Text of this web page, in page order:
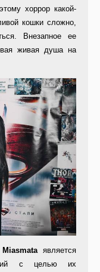
хоррор какой-
кошки сложно,
Внезапное ее
живая душа на
Miasmata является
с целью их